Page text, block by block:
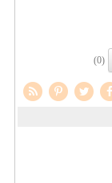
(0)